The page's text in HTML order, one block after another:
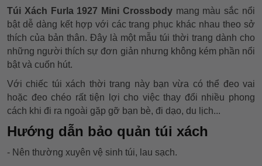
Túi Xách Furla 1927 Mini Crossbody mang màu sắc nổi
bật dễ dàng kết hợp với các trang phục khác nhau theo sở
thích của bản thân. Đây là một mẫu túi thời trang dành cho
những người thích sự đơn giản nhưng không kém phần nổi
bật và cuốn hút.
Với chiếc túi xách thời trang này bạn vừa có thể đeo vai
hoặc đeo chéo rất tiện lợi cho việc thay đổi nhiều phong
cách khi đi ra ngoài gặp gỡ bạn bè, đi dạo, du lịch...
Hướng dẫn bảo quản túi xách
- Nên thường xuyên vệ sinh túi, lau sạch.